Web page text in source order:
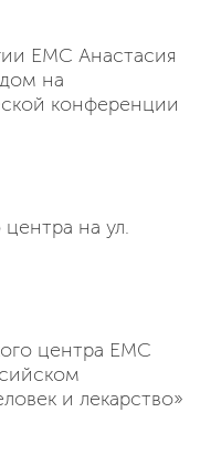
EMC Анастасия
на
конференции
на ул.
центра EMC
и лекарство»